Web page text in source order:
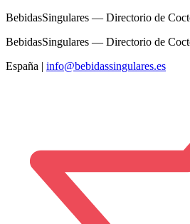
BebidasSingulares — Directorio de
BebidasSingulares — Directorio de
España | info@bebidassingulares.es